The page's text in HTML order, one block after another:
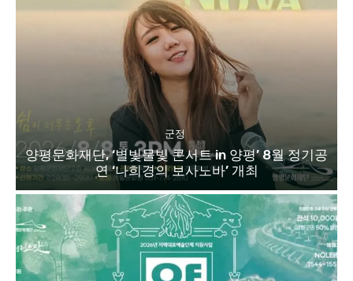
군정
양평문화재단, ‘별빛물빛 콘서트 in 양평’ 8월 정기공
연 ‘나희경의 보사노바’ 개최